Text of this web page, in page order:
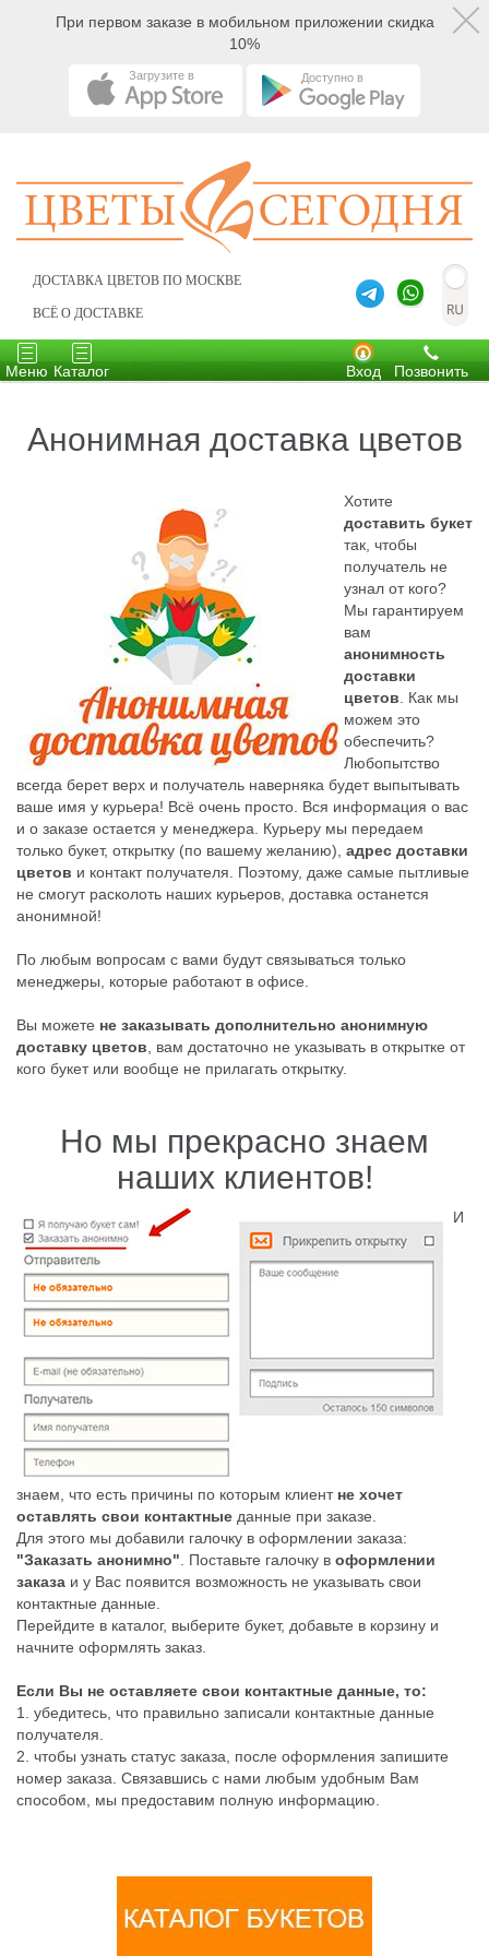
При первом заказе в мобильном приложении скидка
10%
Загрузите в Доступно в
ДОСТАВКА ЦВЕТОВ ПО МОСКВЕ
ВСЁ О ДОСТАВКЕ
Toggle
navigation
Меню
Toggle
navigation
Каталог Позвонить
Вход
Анонимная доставка цветов
Хотите
доставить букет
так, чтобы
получатель не
узнал от кого?
Мы гарантируем
вам
анонимность
доставки
цветов . Как мы
можем это
обеспечить?
Любопытство
всегда берет верх и получатель наверняка будет выпытывать
ваше имя у курьера! Всё очень просто. Вся информация о вас
и о заказе остается у менеджера. Курьеру мы передаем
только букет, открытку (по вашему желанию), адрес доставки
цветов и контакт получателя. Поэтому, даже самые пытливые
не смогут расколоть наших курьеров, доставка останется
анонимной!
По любым вопросам с вами будут связываться только
менеджеры, которые работают в офисе.
Вы можете не заказывать дополнительно анонимную
доставку цветов , вам достаточно не указывать в открытке от
кого букет или вообще не прилагать открытку.
Но мы прекрасно знаем
наших клиентов!
И
знаем, что есть причины по которым клиент не хочет
оставлять свои контактные данные при заказе.
Для этого мы добавили галочку в оформлении заказа:
"Заказать анонимно" . Поставьте галочку в оформлении
заказа и у Вас появится возможность не указывать свои
контактные данные.
Перейдите в каталог, выберите букет, добавьте в корзину и
начните оформлять заказ.
Если Вы не оставляете свои контактные данные, то:
1. убедитесь, что правильно записали контактные данные
получателя.
2. чтобы узнать статус заказа, после оформления запишите
номер заказа. Связавшись с нами любым удобным Вам
способом, мы предоставим полную информацию.